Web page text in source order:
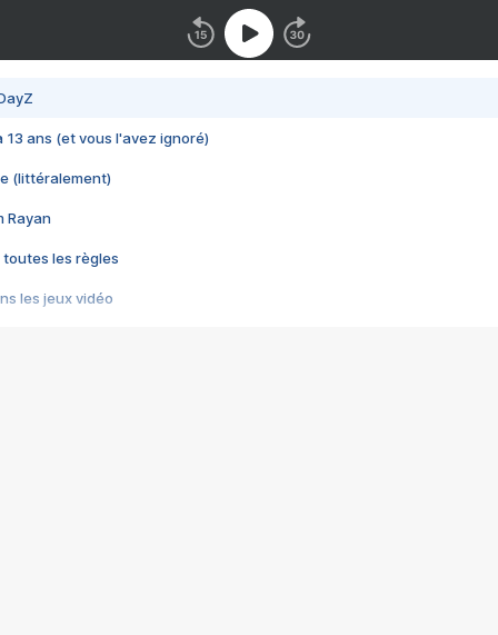
13 ans (et vous l'avez ignoré)
(littéralement)
Rayan
toutes les règles
les jeux vidéo